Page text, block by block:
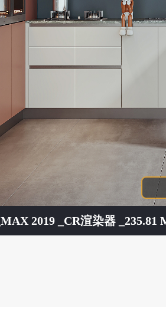
_MAX 2019 _CR渲染器 _235.81